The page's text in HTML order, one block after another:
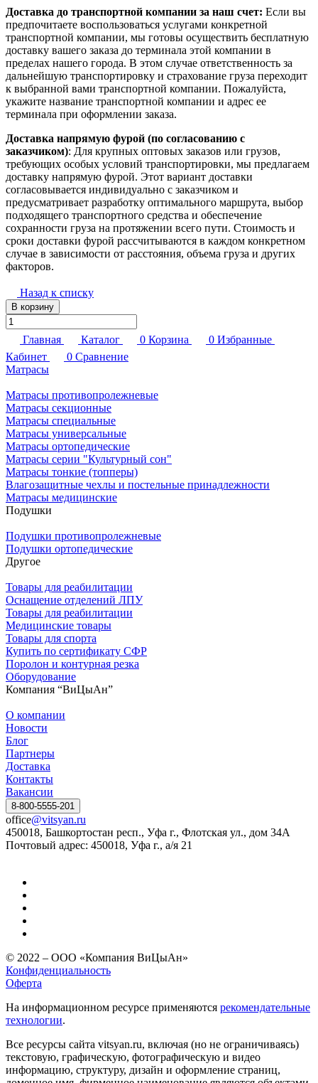
Доставка до транспортной компании за наш счет: Если вы
предпочитаете воспользоваться услугами конкретной
транспортной компании, мы готовы осуществить бесплатную
доставку вашего заказа до терминала этой компании в
пределах нашего города. В этом случае ответственность за
дальнейшую транспортировку и страхование груза переходит
к выбранной вами транспортной компании. Пожалуйста,
укажите название транспортной компании и адрес ее
терминала при оформлении заказа.
Доставка напрямую фурой (по согласованию с
заказчиком): Для крупных оптовых заказов или грузов,
требующих особых условий транспортировки, мы предлагаем
доставку напрямую фурой. Этот вариант доставки
согласовывается индивидуально с заказчиком и
предусматривает разработку оптимального маршрута, выбор
подходящего транспортного средства и обеспечение
сохранности груза на протяжении всего пути. Стоимость и
сроки доставки фурой рассчитываются в каждом конкретном
случае в зависимости от расстояния, объема груза и других
факторов.
Назад к списку
В корзину
Главная Каталог 0 Корзина 0 Избранные
Кабинет
0 Сравнение
Матрасы
Матрасы противопролежневые
Матрасы секционные
Матрасы специальные
Матрасы универсальные
Матрасы ортопедические
Матрасы серии "Культурный сон"
Матрасы тонкие (топперы)
Влагозащитные чехлы и постельные принадлежности
Матрасы медицинские
Подушки
Подушки противопролежневые
Подушки ортопедические
Другое
Товары для реабилитации
Оснащение отделений ЛПУ
Товары для реабилитации
Медицинские товары
Товары для спорта
Купить по сертификату СФР
Поролон и контурная резка
Оборудование
Компания “ВиЦыАн”
О компании
Новости
Блог
Партнеры
Доставка
Контакты
Вакансии
8-800-5555-201
office@vitsyan.ru
450018, Башкортостан респ., Уфа г., Флотская ул., дом 34А
Почтовый адрес: 450018, Уфа г., а/я 21
© 2022 – ООО «Компания ВиЦыАн»
Конфиденциальность
Оферта
На информационном ресурсе применяются рекомендательные
технологии.
Все ресурсы сайта vitsyan.ru, включая (но не ограничиваясь)
текстовую, графическую, фотографическую и видео
информацию, структуру, дизайн и оформление страниц,